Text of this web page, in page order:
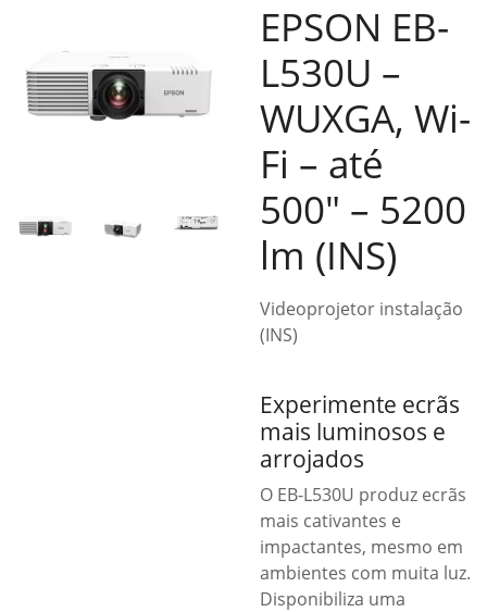
EPSON EB-
L530U –
WUXGA, Wi-
Fi – até
500″ – 5200
lm (INS)
Videoprojetor instalação
(INS)
Experimente ecrãs
mais luminosos e
arrojados
O EB-L530U produz ecrãs
mais cativantes e
impactantes, mesmo em
ambientes com muita luz.
Disponibiliza uma